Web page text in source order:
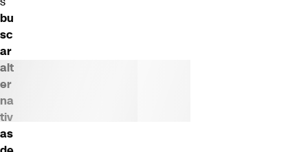
bu
sc
ar
alt
er
na
tiv
as